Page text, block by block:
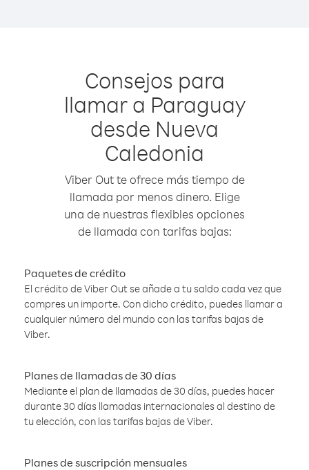
Consejos para
llamar a Paraguay
desde Nueva
Caledonia
Viber Out te ofrece más tiempo de
llamada por menos dinero. Elige
una de nuestras flexibles opciones
de llamada con tarifas bajas:
Paquetes de crédito
El crédito de Viber Out se añade a tu saldo cada vez que
compres un importe. Con dicho crédito, puedes llamar a
cualquier número del mundo con las tarifas bajas de
Viber.
Planes de llamadas de 30 días
Mediante el plan de llamadas de 30 días, puedes hacer
durante 30 días llamadas internacionales al destino de
tu elección, con las tarifas bajas de Viber.
Planes de suscripción mensuales